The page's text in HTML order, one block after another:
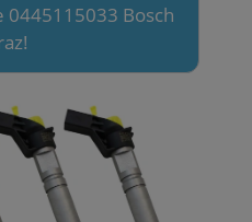
0445115033 Bosch